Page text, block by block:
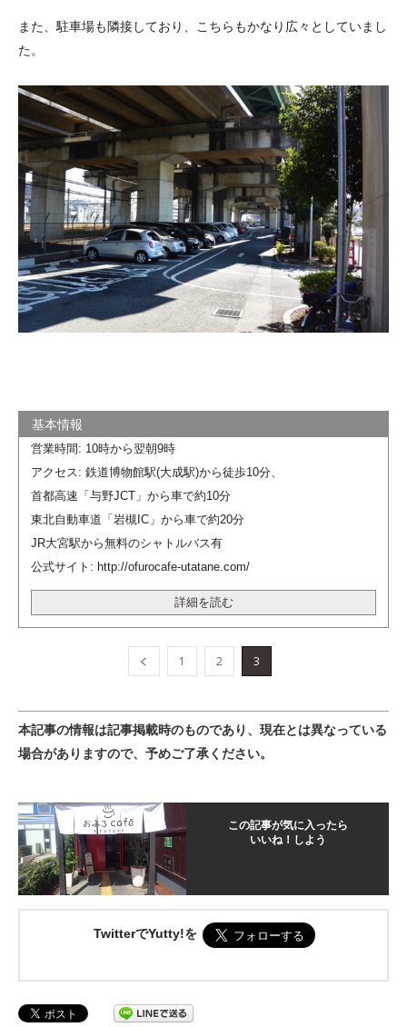
また、駐車場も隣接しており、こちらもかなり広々としていまし
た。
営業時間: 10時から翌朝9時
アクセス: 鉄道博物館駅(大成駅)から徒歩10分、
首都高速「与野JCT」から車で約10分
東北自動車道「岩槻IC」から車で約20分
JR大宮駅から無料のシャトルバス有
公式サイト: http://ofurocafe-utatane.com/
詳細を読む
1 2 3
本記事の情報は記事掲載時のものであり、現在とは異なっている
場合がありますので、予めご了承ください。
この記事が気に入ったら
いいね！しよう
TwitterでYutty!を